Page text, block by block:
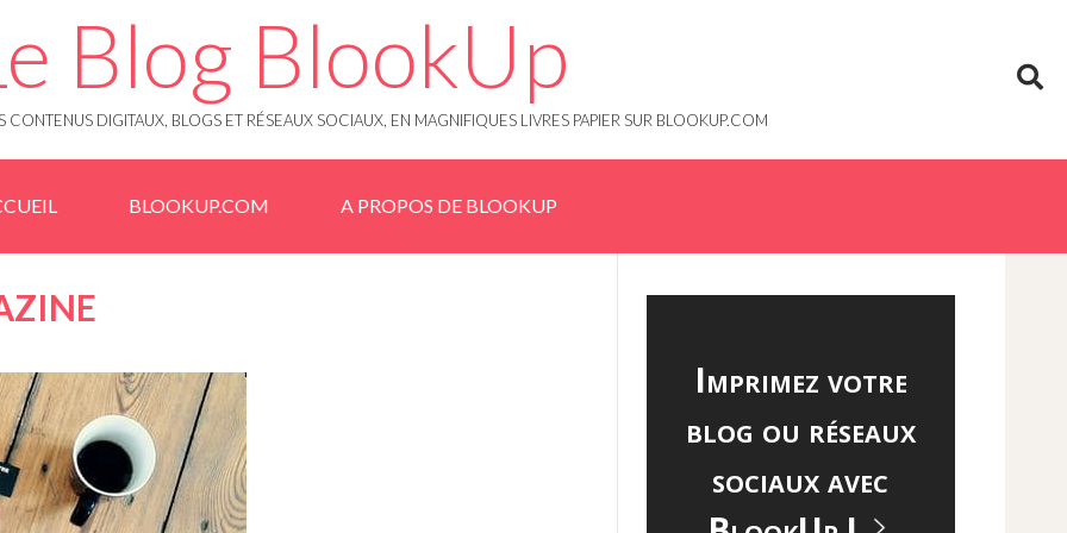
Blog BlookUp
CONTENUS DIGITAUX, BLOGS ET RÉSEAUX SOCIAUX, EN MAGNIFIQUES LIVRES PAPIER SUR BLOOKUP.COM
BLOOKUP.COM A PROPOS DE BLOOKUP
Imprimez votre
blog ou réseaux
sociaux avec